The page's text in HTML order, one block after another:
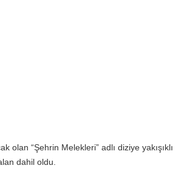
olan “Şehrin Melekleri” adlı diziye yakışıklı
dahil oldu.